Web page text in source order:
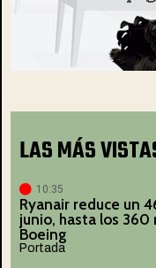
LAS MÁS
10:35
Ryanair reduce un
junio, hasta los
Boeing
Portada